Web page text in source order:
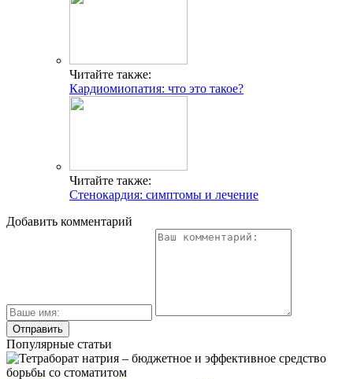
Читайте также:
Кардиомиопатия: что это такое?
Читайте также:
Стенокардия: симптомы и лечение
Добавить комментарий
Популярные статьи